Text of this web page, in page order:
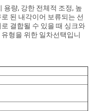
용량, 강한 전체적 조정, 높
된 내각이어 보류되는 선
결합될 수 있을 때 싱크와
형을 위한 일차선택입니